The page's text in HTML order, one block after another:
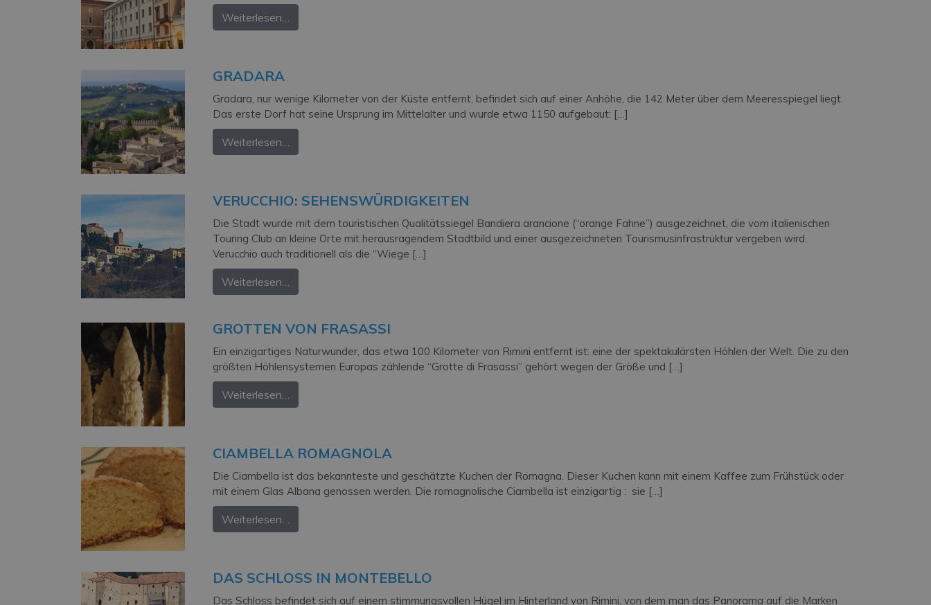
Weiterlesen…
GRADARA
Gradara, nur wenige Kilometer von der Küste entfernt, befindet sich auf einer Anhöhe, die 142 Meter über dem Meeresspiegel liegt.
Das erste Dorf hat seine Ursprung im Mittelalter und wurde etwa 1150 aufgebaut: […]
Weiterlesen…
VERUCCHIO: SEHENSWÜRDIGKEITEN
Die Stadt wurde mit dem touristischen Qualitätssiegel Bandiera arancione (“orange Fahne”) ausgezeichnet, die vom italienischen
Touring Club an kleine Orte mit herausragendem Stadtbild und einer ausgezeichneten Tourismusinfrastruktur vergeben wird.
Verucchio auch traditionell als die “Wiege […]
Weiterlesen…
GROTTEN VON FRASASSI
Ein einzigartiges Naturwunder, das etwa 100 Kilometer von Rimini entfernt ist: eine der spektakulärsten Höhlen der Welt. Die zu den
größten Höhlensystemen Europas zählende “Grotte di Frasassi” gehört wegen der Größe und […]
Weiterlesen…
CIAMBELLA ROMAGNOLA
Die Ciambella ist das bekannteste und geschätzte Kuchen der Romagna. Dieser Kuchen kann mit einem Kaffee zum Frühstück oder
mit einem Glas Albana genossen werden. Die romagnolische Ciambella ist einzigartig : sie […]
Weiterlesen…
DAS SCHLOSS IN MONTEBELLO
Das Schloss befindet sich auf einem stimmungsvollen Hügel im Hinterland von Rimini, von dem man das Panorama auf die Marken